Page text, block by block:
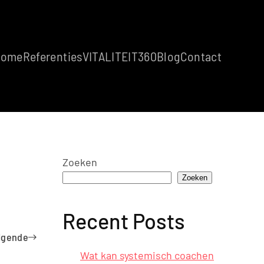
ReferentiesVITALITEIT360BlogContact
Zoeken
Zoeken
Recent Posts
Wat kan systemisch coachen